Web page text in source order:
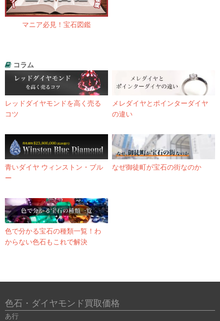
マニア必見！宝石図鑑
コラム
レッドダイヤモンドを高く売る
コツ
メレダイヤとポインターダイヤ
の違い
青いダイヤ ウィンストン・ブル
ー
なぜ御徒町が宝石の街なのか
色で分かる宝石の種類一覧！わ
からない色石もこれで解決
色石・ダイヤモンド買取価格
あ行